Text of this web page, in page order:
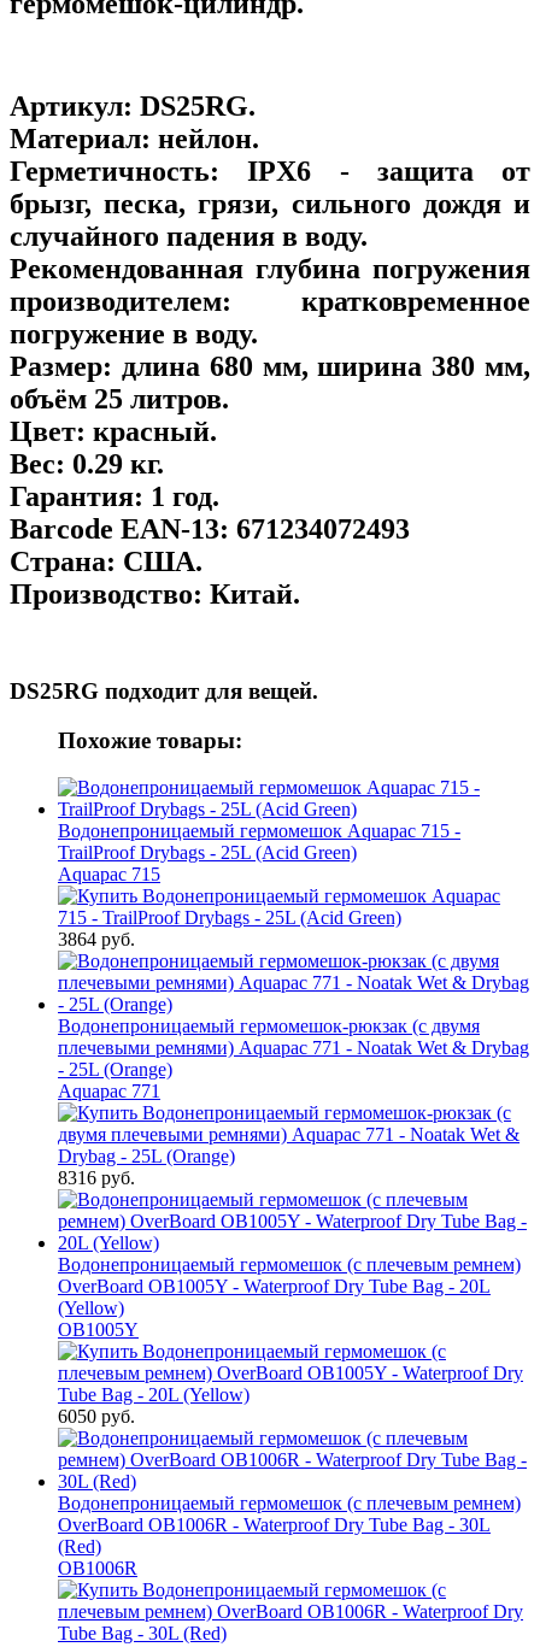
Артикул: DS25RG.
Материал: нейлон.
Герметичность: IPX6 - защита от
брызг, песка, грязи, сильного дождя и
случайного падения в воду.
Рекомендованная глубина погружения
производителем: кратковременное
погружение в воду.
Размер: длина 680 мм, ширина 380 мм,
объём 25 литров.
Цвет: красный.
Вес: 0.29 кг.
Гарантия: 1 год.
Barcode EAN-13: 671234072493
Страна: США.
Производство: Китай.
DS25RG подходит для вещей.
Похожие товары:
Водонепроницаемый гермомешок Aquapac 715 -
TrailProof Drybags - 25L (Acid Green)
Aquapac 715
3864 руб.
Водонепроницаемый гермомешок-рюкзак (с двумя
плечевыми ремнями) Aquapac 771 - Noatak Wet & Drybag
- 25L (Orange)
Aquapac 771
8316 руб.
Водонепроницаемый гермомешок (с плечевым ремнем)
OverBoard OB1005Y - Waterproof Dry Tube Bag - 20L
(Yellow)
OB1005Y
6050 руб.
Водонепроницаемый гермомешок (с плечевым ремнем)
OverBoard OB1006R - Waterproof Dry Tube Bag - 30L
(Red)
OB1006R